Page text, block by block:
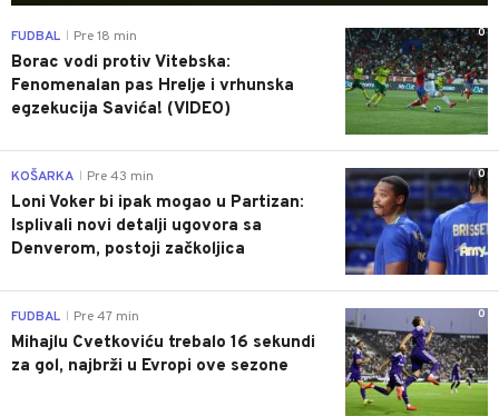
0
FUDBAL Pre 18 min
Borac vodi protiv Vitebska:
Fenomenalan pas Hrelje i vrhunska
egzekucija Savića! (VIDEO)
0
KOŠARKA Pre 43 min
Loni Voker bi ipak mogao u Partizan:
Isplivali novi detalji ugovora sa
Denverom, postoji začkoljica
0
FUDBAL Pre 47 min
Mihajlu Cvetkoviću trebalo 16 sekundi
za gol, najbrži u Evropi ove sezone